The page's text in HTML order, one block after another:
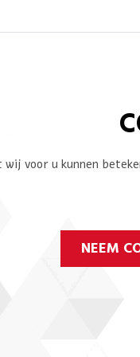
wij voor u kunnen
NEEM